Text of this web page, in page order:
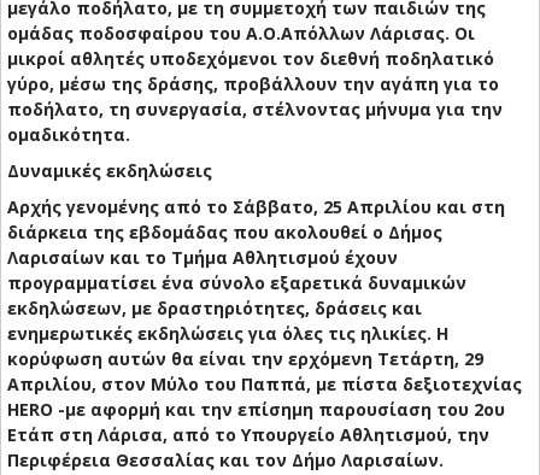
μεγάλο ποδήλατο, με τη συμμετοχή των παιδιών της
ομάδας ποδοσφαίρου του Α.Ο.Απόλλων Λάρισας. Οι
μικροί αθλητές υποδεχόμενοι τον διεθνή ποδηλατικό
γύρο, μέσω της δράσης, προβάλλουν την αγάπη για το
ποδήλατο, τη συνεργασία, στέλνοντας μήνυμα για την
ομαδικότητα.
Δυναμικές εκδηλώσεις
Αρχής γενομένης από το Σάββατο, 25 Απριλίου και στη
διάρκεια της εβδομάδας που ακολουθεί ο Δήμος
Λαρισαίων και το Τμήμα Αθλητισμού έχουν
προγραμματίσει ένα σύνολο εξαρετικά δυναμικών
εκδηλώσεων, με δραστηριότητες, δράσεις και
ενημερωτικές εκδηλώσεις για όλες τις ηλικίες. Η
κορύφωση αυτών θα είναι την ερχόμενη Τετάρτη, 29
Απριλίου, στον Μύλο του Παππά, με πίστα δεξιοτεχνίας
HERO -με αφορμή και την επίσημη παρουσίαση του 2ου
Ετάπ στη Λάρισα, από το Υπουργείο Αθλητισμού, την
Περιφέρεια Θεσσαλίας και τον Δήμο Λαρισαίων.